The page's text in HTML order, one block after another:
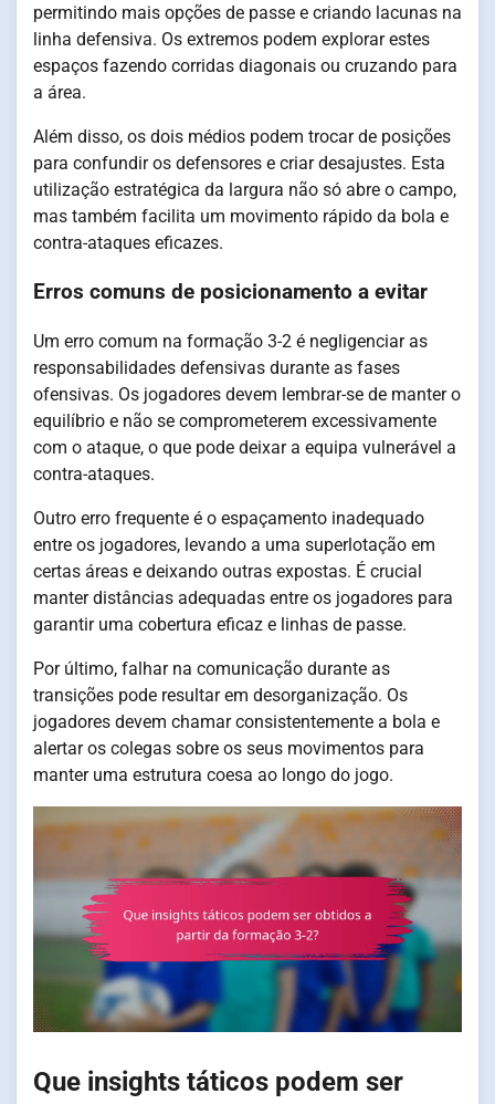
permitindo mais opções de passe e criando lacunas na
linha defensiva. Os extremos podem explorar estes
espaços fazendo corridas diagonais ou cruzando para
a área.
Além disso, os dois médios podem trocar de posições
para confundir os defensores e criar desajustes. Esta
utilização estratégica da largura não só abre o campo,
mas também facilita um movimento rápido da bola e
contra-ataques eficazes.
Erros comuns de posicionamento a evitar
Um erro comum na formação 3-2 é negligenciar as
responsabilidades defensivas durante as fases
ofensivas. Os jogadores devem lembrar-se de manter o
equilíbrio e não se comprometerem excessivamente
com o ataque, o que pode deixar a equipa vulnerável a
contra-ataques.
Outro erro frequente é o espaçamento inadequado
entre os jogadores, levando a uma superlotação em
certas áreas e deixando outras expostas. É crucial
manter distâncias adequadas entre os jogadores para
garantir uma cobertura eficaz e linhas de passe.
Por último, falhar na comunicação durante as
transições pode resultar em desorganização. Os
jogadores devem chamar consistentemente a bola e
alertar os colegas sobre os seus movimentos para
manter uma estrutura coesa ao longo do jogo.
Que insights táticos podem ser